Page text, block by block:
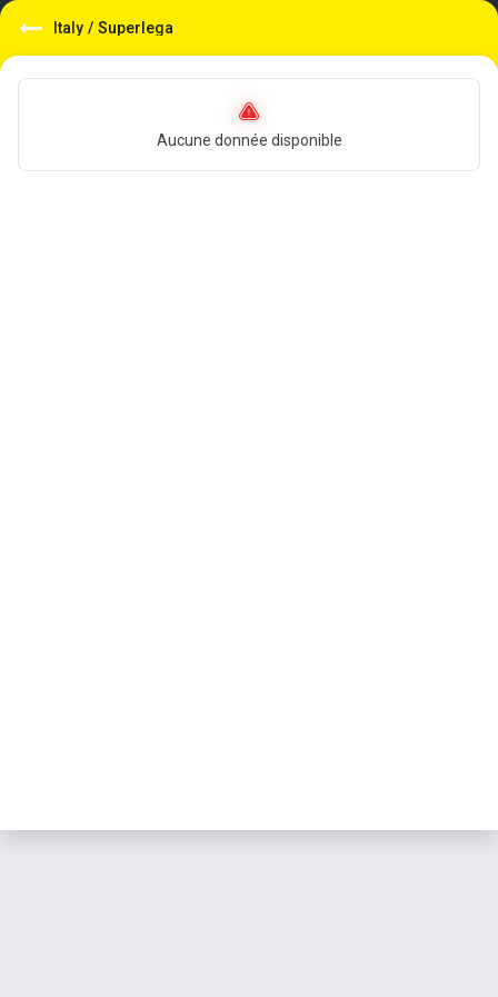
Italy / Superlega
Aucune donnée disponible